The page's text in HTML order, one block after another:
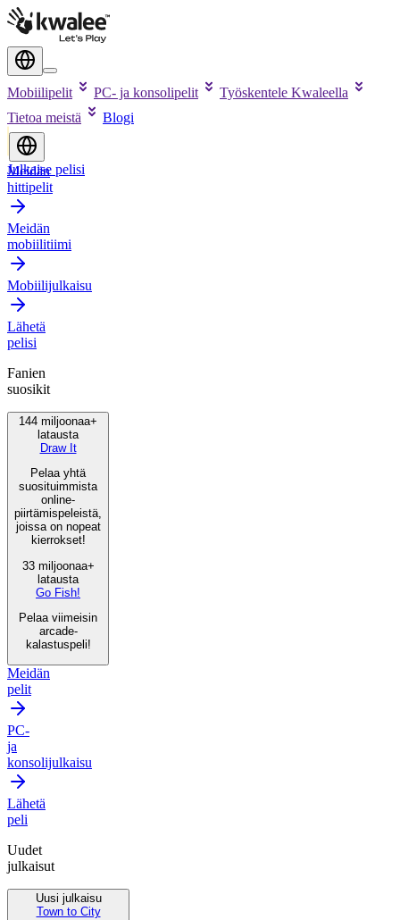
Mobiilipelit PC- ja konsolipelit
Työskentele Kwaleella
Tietoa meistä
Blogi
Julkaise pelisi
Meidän
hittipelit
Meidän
mobiilitiimi
Mobiilijulkaisu
Lähetä
pelisi
Fanien
suosikit
144 miljoonaa+
latausta
Draw It
Pelaa yhtä
suosituimmista
online-
piirtämispeleistä,
joissa on nopeat
kierrokset!
33 miljoonaa+
latausta
Go Fish!
Pelaa viimeisin
arcade-
kalastuspeli!
Meidän
pelit
PC-
ja
konsolijulkaisu
Lähetä
peli
Uudet
julkaisut
Uusi julkaisu
Town to City